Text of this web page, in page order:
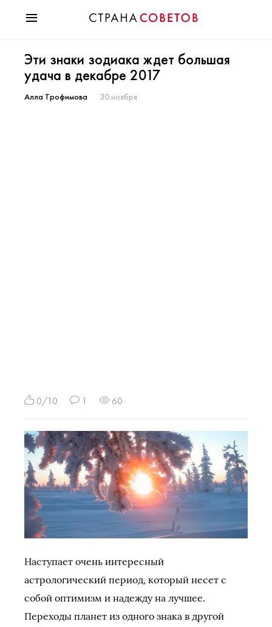
Мода
Звезды
Гороскопы
Эти знаки зодиака ждет большая
удача в декабре 2017
Алла Трофимова 30 ноября
0/10 1 60
Наступает очень интересный
астрологический период, который несет с
собой оптимизм и надежду на лучшее.
Переходы планет из одного знака в другой